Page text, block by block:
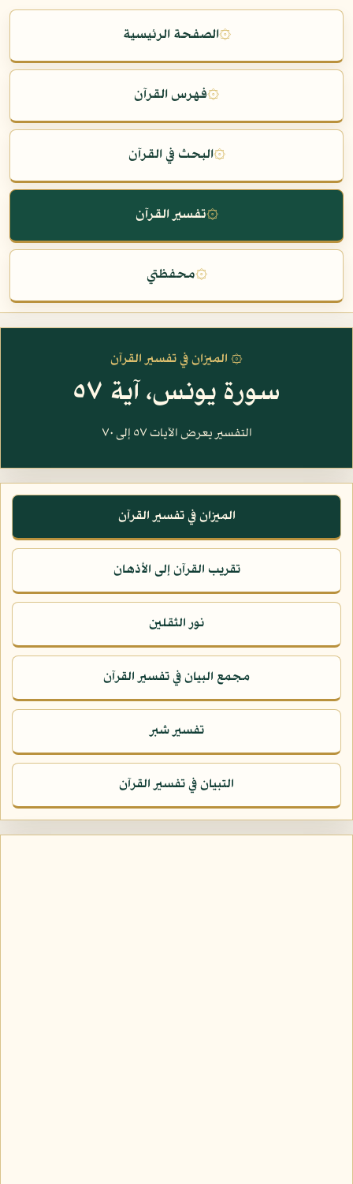
۞الصفحة الرئيسية
۞فهرس القرآن
۞البحث في القرآن
۞تفسير القرآن
۞محفظتي
۞ الميزان في تفسير القرآن
سورة يونس، آية ٥٧
التفسير يعرض الآيات ٥٧ إلى ٧٠
الميزان في تفسير القرآن
تقريب القرآن إلى الأذهان
نور الثقلين
مجمع البيان في تفسير القرآن
تفسير شبر
التبيان في تفسير القرآن